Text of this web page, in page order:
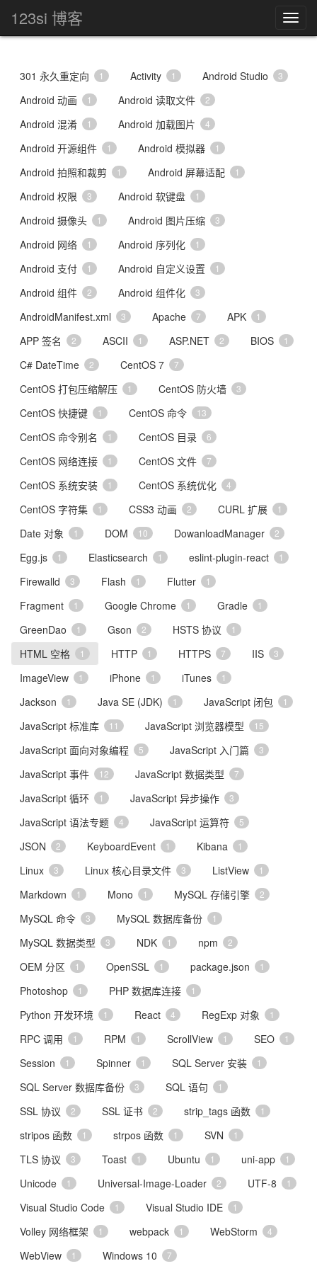
123si 博客
301 永久重定向 1 Activity 1 Android Studio 3
Android 动画 1 Android 读取文件 2
Android 混淆 1 Android 加载图片 4
Android 开源组件 1 Android 模拟器 1
Android 拍照和裁剪 1 Android 屏幕适配 1
Android 权限 3 Android 软键盘 1
Android 摄像头 1 Android 图片压缩 3
Android 网络 1 Android 序列化 1
Android 支付 1 Android 自定义设置 1
Android 组件 2 Android 组件化 3
AndroidManifest.xml 3 Apache 7 APK 1
APP 签名 2 ASCII 1 ASP.NET 2 BIOS 1
C# DateTime 2 CentOS 7 7
CentOS 打包压缩解压 1 CentOS 防火墙 3
CentOS 快捷键 1 CentOS 命令 13
CentOS 命令别名 1 CentOS 目录 6
CentOS 网络连接 1 CentOS 文件 7
CentOS 系统安装 1 CentOS 系统优化 4
CentOS 字符集 1 CSS3 动画 2 CURL 扩展 1
Date 对象 1 DOM 10 DowanloadManager 2
Egg.js 1 Elasticsearch 1 eslint-plugin-react 1
Firewalld 3 Flash 1 Flutter 1
Fragment 1 Google Chrome 1 Gradle 1
GreenDao 1 Gson 2 HSTS 协议 1
HTML 空格 1 HTTP 1 HTTPS 7 IIS 3
ImageView 1 iPhone 1 iTunes 1
Jackson 1 Java SE (JDK) 1 JavaScript 闭包 1
JavaScript 标准库 11 JavaScript 浏览器模型 15
JavaScript 面向对象编程 5 JavaScript 入门篇 3
JavaScript 事件 12 JavaScript 数据类型 7
JavaScript 循环 1 JavaScript 异步操作 3
JavaScript 语法专题 4 JavaScript 运算符 5
JSON 2 KeyboardEvent 1 Kibana 1
Linux 3 Linux 核心目录文件 3 ListView 1
Markdown 1 Mono 1 MySQL 存储引擎 2
MySQL 命令 3 MySQL 数据库备份 1
MySQL 数据类型 3 NDK 1 npm 2
OEM 分区 1 OpenSSL 1 package.json 1
Photoshop 1 PHP 数据库连接 1
Python 开发环境 1 React 4 RegExp 对象 1
RPC 调用 1 RPM 1 ScrollView 1 SEO 1
Session 1 Spinner 1 SQL Server 安装 1
SQL Server 数据库备份 3 SQL 语句 1
SSL 协议 2 SSL 证书 2 strip_tags 函数 1
stripos 函数 1 strpos 函数 1 SVN 1
TLS 协议 3 Toast 1 Ubuntu 1 uni-app 1
Unicode 1 Universal-Image-Loader 2 UTF-8 1
Visual Studio Code 1 Visual Studio IDE 1
Volley 网络框架 1 webpack 1 WebStorm 4
WebView 1 Windows 10 7